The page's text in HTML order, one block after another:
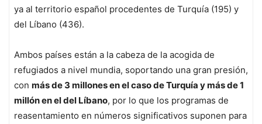
ya al territorio español procedentes de Turquía (195) y
del Líbano (436).
Ambos países están a la cabeza de la acogida de
refugiados a nivel mundia, soportando una gran presión,
con más de 3 millones en el caso de Turquía y más de 1
millón en el del Líbano, por lo que los programas de
reasentamiento en números significativos suponen para